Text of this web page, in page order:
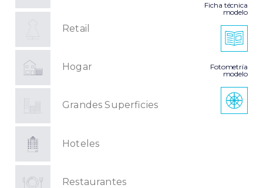
Retail
Hogar
Grandes Superficies
Hoteles
Restaurantes
Ficha técnica
modelo
Fotometría
modelo